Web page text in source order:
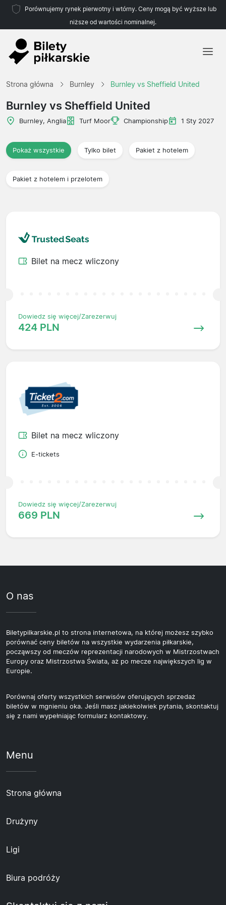
Porównujemy rynek pierwotny i wtórny. Ceny mogą być wyższe lub
niższe od wartości nominalnej.
Strona główna Burnley Burnley vs Sheffield United
Burnley vs Sheffield United
Burnley, Anglia Turf Moor Championship 1 Sty 2027
Pokaż wszystkie Tylko bilet Pakiet z hotelem
Pakiet z hotelem i przelotem
Bilet na mecz wliczony
Dowiedz się więcej/Zarezerwuj
424 PLN
Bilet na mecz wliczony
E-tickets
Dowiedz się więcej/Zarezerwuj
669 PLN
O nas
Biletypilkarskie.pl to strona internetowa, na której możesz szybko
porównać ceny biletów na wszystkie wydarzenia piłkarskie,
począwszy od meczów reprezentacji narodowych w Mistrzostwach
Europy oraz Mistrzostwa Świata, aż po mecze największych lig w
Europie.
Porównaj oferty wszystkich serwisów oferujących sprzedaż
biletów w mgnieniu oka. Jeśli masz jakiekolwiek pytania, skontaktuj
się z nami wypełniając formularz kontaktowy.
Menu
Strona główna
Drużyny
Ligi
Biura podróży